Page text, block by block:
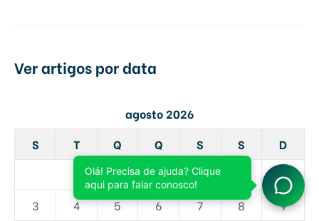
Ver artigos por data
agosto 2026
S
T Q Q S S
D
2
3
4 5 6 7 8 9